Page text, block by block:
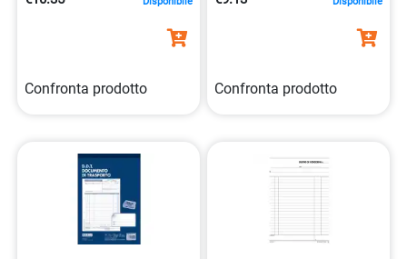
8008842943334
Confronta prodotto Confronta prodotto